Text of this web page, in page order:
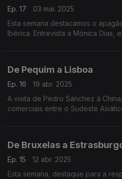
Ep. 17
03 mai. 2025
Esta semana destacamos o
Ibérica. Entrevista a Mónica Dias,
De Pequim a Lisboa
Ep. 16
19 abr. 2025
A visita de Pedro Sánchez à
comerciais entre o Sudeste
De Bruxelas a
Ep. 15
12 abr. 2025
Esta semana, destaque para a